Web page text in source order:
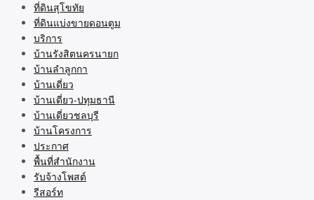
ที่ดินสุโขทัย
ที่ดินแบ่งขายดอนตูม
บริการ
บ้านรังสิตนครนายก
บ้านลำลูกกา
บ้านเดี่ยว
บ้านเดี่ยว-ปทุมธานี
บ้านเดี่ยวชลบุรี
บ้านโครงการ
ประกาศ
พื้นที่สำนักงาน
รับจ้างโพสต์
รีสอร์ท